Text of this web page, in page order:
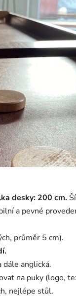
desky: 200 cm.
a pevné
průměr 5 cm).
anglická.
na puky (logo,
nejlépe stůl.